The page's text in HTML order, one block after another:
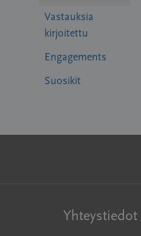
Vastauksia
kirjoitettu
Engagements
Suosikit
Yhteystiedot